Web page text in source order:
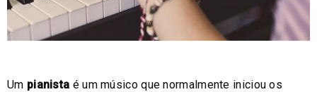
Um pianista é um músico que normalmente iniciou os